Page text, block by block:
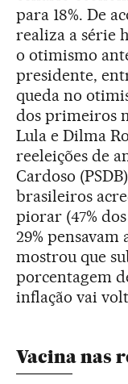
para 18%. De
realiza a série
o otimismo
presidente,
queda no
dos primeiros
Lula e Dilma
reeleições de
Cardoso
brasileiros
piorar (47%
29%
mostrou que
porcentagem
inflação vai
Vacina nas